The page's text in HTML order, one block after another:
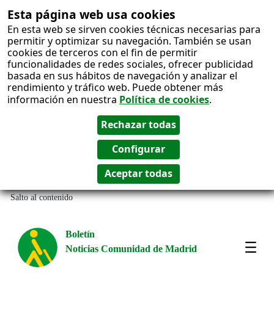
Esta página web usa cookies
En esta web se sirven cookies técnicas necesarias para
permitir y optimizar su navegación. También se usan
cookies de terceros con el fin de permitir
funcionalidades de redes sociales, ofrecer publicidad
basada en sus hábitos de navegación y analizar el
rendimiento y tráfico web. Puede obtener más
información en nuestra Política de cookies.
Salto al contenido
Boletín
Noticias Comunidad de Madrid